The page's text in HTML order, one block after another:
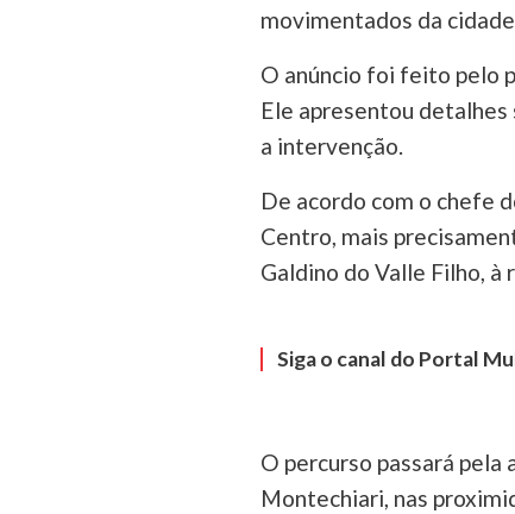
movimentados da
O anúncio foi feito pelo
Ele apresentou
a intervenção.
De acordo com o chefe
Centro, mais
Galdino do Valle Filho, à
Siga o canal do Portal
O percurso passará pela
Montechiari, nas